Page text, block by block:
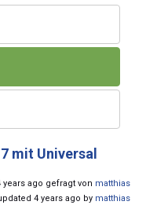
mit Universal
years ago gefragt von matthias
4 years ago by matthias